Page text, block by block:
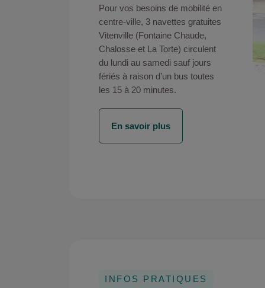
Pour vos besoins de mobilité en
centre-ville, 3 navettes gratuites
Vitenville (Fontaine Chaude,
Chalosse et La Torte) circulent
du lundi au samedi sauf jours
fériés à raison d’un bus toutes
les 15 à 20 minutes.
En savoir plus
INFOS PRATIQUES